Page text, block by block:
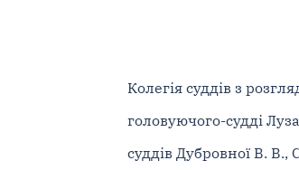
Колегія суддів з
головуючого-судді
суддів Дубровної В. В.,